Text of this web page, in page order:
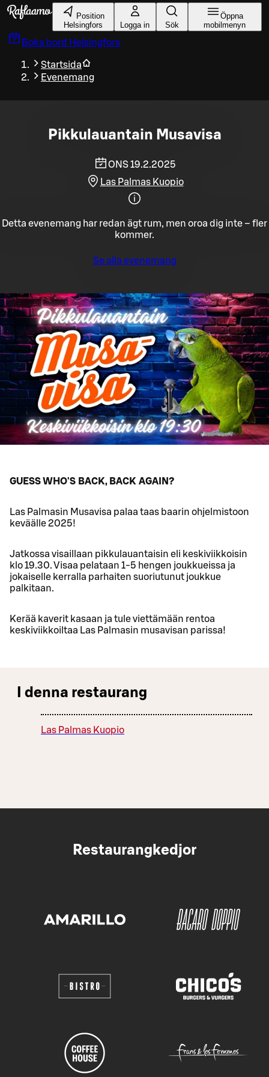
Gå till huvudinnehållet
Position
Helsingfors
Logga in Sök
Öppna
mobilmenyn
Boka bord Helsingfors
Startsida
Evenemang
Pikkulauantain Musavisa
ONS 19.2.2025
Las Palmas Kuopio
Detta evenemang har redan ägt rum, men oroa dig inte – fler
kommer.
Se alla evenemang
GUESS WHO'S BACK, BACK AGAIN?
Las Palmasin Musavisa palaa taas baarin ohjelmistoon
keväälle 2025!
Jatkossa visaillaan pikkulauantaisin eli keskiviikkoisin
klo 19.30. Visaa pelataan 1-5 hengen joukkueissa ja
jokaiselle kerralla parhaiten suoriutunut joukkue
palkitaan.
Kerää kaverit kasaan ja tule viettämään rentoa
keskiviikkoiltaa Las Palmasin musavisan parissa!
I denna restaurang
Las Palmas Kuopio
Restaurangkedjor